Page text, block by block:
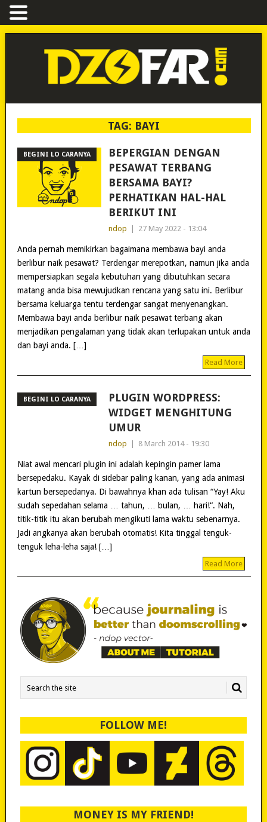
TAG: BAYI
BEGINI LO CARANYA
BEPERGIAN DENGAN
PESAWAT TERBANG
BERSAMA BAYI?
PERHATIKAN HAL-HAL
BERIKUT INI
ndop 27 May 2022 - 13:04
Anda pernah memikirkan bagaimana membawa bayi anda
berlibur naik pesawat? Terdengar merepotkan, namun jika anda
mempersiapkan segala kebutuhan yang dibutuhkan secara
matang anda bisa mewujudkan rencana yang satu ini. Berlibur
bersama keluarga tentu terdengar sangat menyenangkan.
Membawa bayi anda berlibur naik pesawat terbang akan
menjadikan pengalaman yang tidak akan terlupakan untuk anda
dan bayi anda. […]
Read More
BEGINI LO CARANYA
PLUGIN WORDPRESS:
WIDGET MENGHITUNG
UMUR
ndop 8 March 2014 - 19:30
Niat awal mencari plugin ini adalah kepingin pamer lama
bersepedaku. Kayak di sidebar paling kanan, yang ada animasi
kartun bersepedanya. Di bawahnya khan ada tulisan “Yay! Aku
sudah sepedahan selama … tahun, … bulan, … hari!“. Nah,
titik-titik itu akan berubah mengikuti lama waktu sebenarnya.
Jadi angkanya akan berubah otomatis! Kita tinggal tenguk-
tenguk leha-leha saja! […]
Read More
FOLLOW ME!
MONEY IS MY FRIEND!